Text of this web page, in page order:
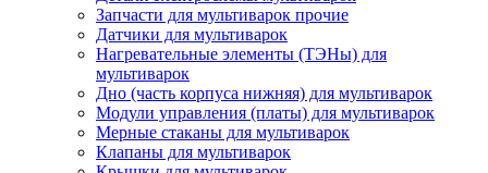
Запчасти для мультиварок прочие
Датчики для мультиварок
Нагревательные элементы (ТЭНы) для
мультиварок
Дно (часть корпуса нижняя) для мультиварок
Модули управления (платы) для мультиварок
Мерные стаканы для мультиварок
Клапаны для мультиварок